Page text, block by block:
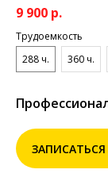
9 900 р.
Трудоемкость
288 ч.
360 ч.
ЗАПИСАТЬСЯ